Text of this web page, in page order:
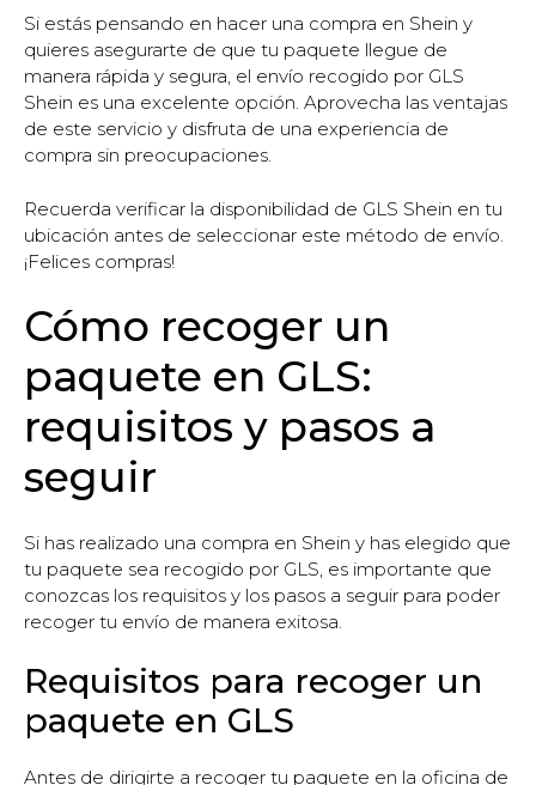
Si estás pensando en hacer una compra en Shein y
quieres asegurarte de que tu paquete llegue de
manera rápida y segura, el envío recogido por GLS
Shein es una excelente opción. Aprovecha las ventajas
de este servicio y disfruta de una experiencia de
compra sin preocupaciones.
Recuerda verificar la disponibilidad de GLS Shein en tu
ubicación antes de seleccionar este método de envío.
¡Felices compras!
Cómo recoger un
paquete en GLS:
requisitos y pasos a
seguir
Si has realizado una compra en Shein y has elegido que
tu paquete sea recogido por GLS, es importante que
conozcas los requisitos y los pasos a seguir para poder
recoger tu envío de manera exitosa.
Requisitos para recoger un
paquete en GLS
Antes de dirigirte a recoger tu paquete en la oficina de